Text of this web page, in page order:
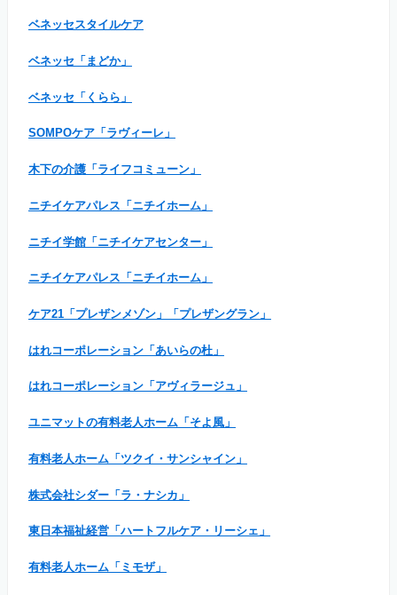
ベネッセスタイルケア
ベネッセ「まどか」
ベネッセ「くらら」
SOMPOケア「ラヴィーレ」
木下の介護「ライフコミューン」
ニチイケアパレス「ニチイホーム」
ニチイ学館「ニチイケアセンター」
ニチイケアパレス「ニチイホーム」
ケア21「プレザンメゾン」「プレザングラン」
はれコーポレーション「あいらの杜」
はれコーポレーション「アヴィラージュ」
ユニマットの有料老人ホーム「そよ風」
有料老人ホーム「ツクイ・サンシャイン」
株式会社シダー「ラ・ナシカ」
東日本福祉経営「ハートフルケア・リーシェ」
有料老人ホーム「ミモザ」